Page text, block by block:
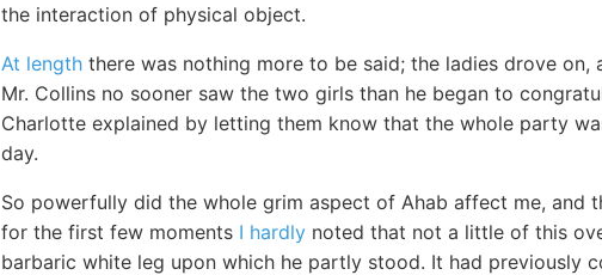
the interaction of physical object.
At length there was nothing more to be said; the ladies drove on,
Mr. Collins no sooner saw the two girls than he began to
Charlotte explained by letting them know that the whole party
day.
So powerfully did the whole grim aspect of Ahab affect me, and
for the first few moments I hardly noted that not a little of this
barbaric white leg upon which he partly stood. It had previously